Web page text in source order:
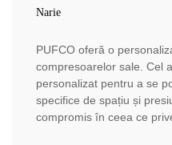
Narie
PUFCO oferă o
compresoarelor sale. Cel
personalizat pentru a se
specifice de spațiu și
compromis în ceea ce